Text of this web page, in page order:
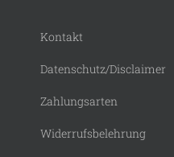
Kontakt
Datenschutz/Disclaimer
Zahlungsarten
Widerrufsbelehrung